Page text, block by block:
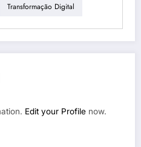
Transformação Digital
Edit your Profile now.